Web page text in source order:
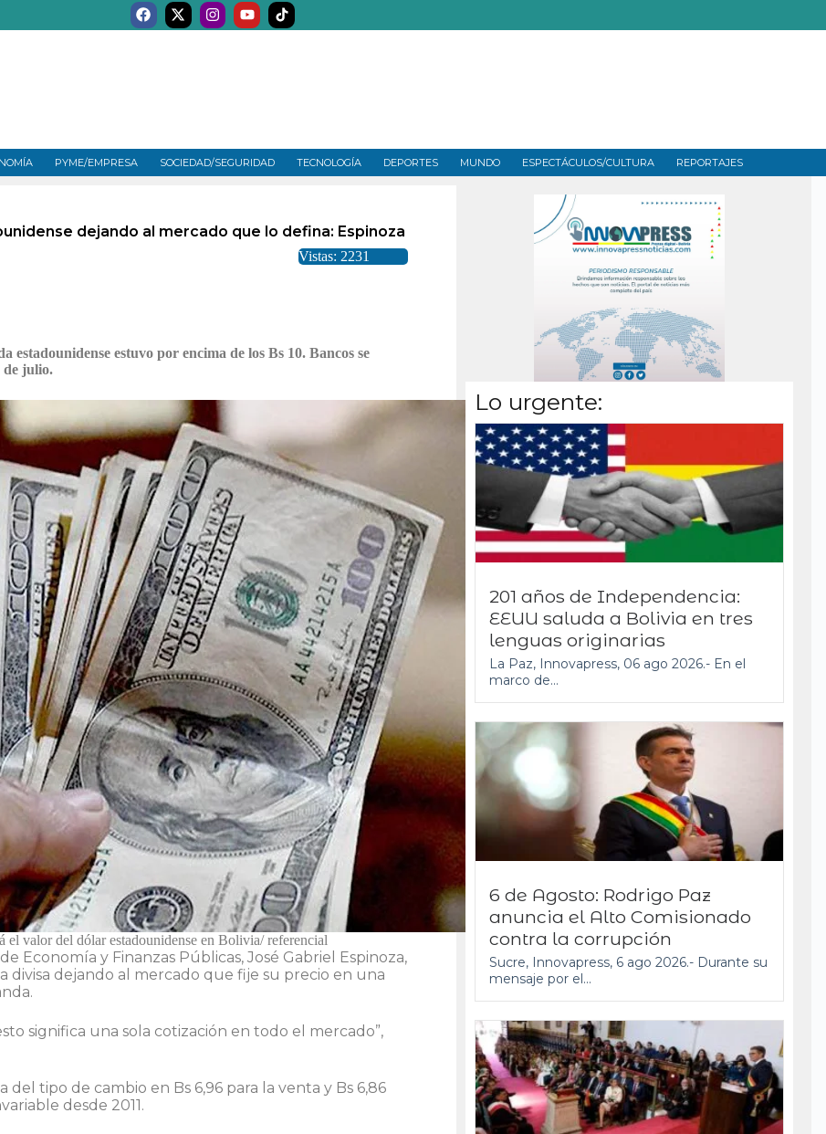
PYME/EMPRESA SOCIEDAD/SEGURIDAD TECNOLOGÍA DEPORTES MUNDO ESPECTÁCULOS/CULTURA REPORTAJES
dejando al mercado que lo defina: Espinoza
Vistas: 2231
estadounidense estuvo por encima de los Bs 10. Bancos se
de julio.
el valor del dólar estadounidense en Bolivia/ referencial
Economía y Finanzas Públicas, José Gabriel Espinoza,
dejando al mercado que fije su precio en una
significa una sola cotización en todo el mercado”,
tipo de cambio en Bs 6,96 para la venta y Bs 6,86
desde 2011.
Lo urgente:
201 años de Independencia:
EEUU saluda a Bolivia en tres
lenguas originarias
La Paz, Innovapress, 06 ago 2026.- En el
marco de...
6 de Agosto: Rodrigo Paz
anuncia el Alto Comisionado
contra la corrupción
Sucre, Innovapress, 6 ago 2026.- Durante su
mensaje por el...